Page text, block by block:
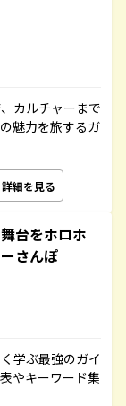
カルチャーまで
魅力を旅するガ
詳細を見る
台をホロホ
さんぽ
学ぶ最強のガイ
やキーワード集